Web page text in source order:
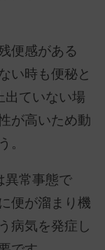
便感がある
い時も便秘と
出ていない場
が高いため動
。
異常事態で
便が溜まり機
病気を発症し